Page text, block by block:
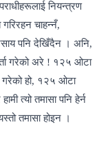
नियन्त्रण
गरिरहन चाहन्नँ,
पनि देखिँदैन । अनि,
गरेको अरे ! १२५ ओटा
गरेको हो, १२५ ओटा
त्यो तमासा पनि हेर्न
तमासा होइन ।